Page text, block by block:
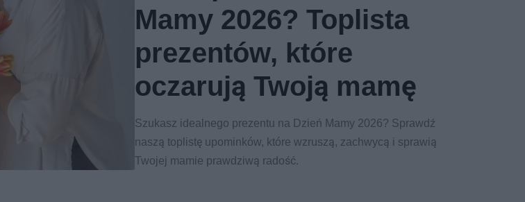
Mamy 2026? Toplista
prezentów, które
oczarują Twoją mamę
Szukasz idealnego prezentu na Dzień Mamy 2026? Sprawdź
naszą toplistę upominków, które wzruszą, zachwycą i sprawią
Twojej mamie prawdziwą radość.